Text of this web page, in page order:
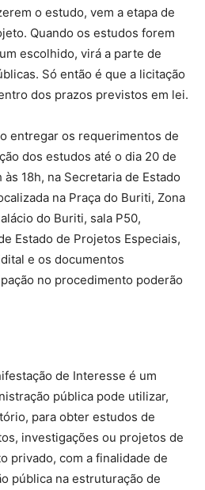
o estudo, vem a etapa de
Quando os estudos forem
escolhido, virá a parte de
Só então é que a licitação
dos prazos previstos em lei.
entregar os requerimentos de
dos estudos até o dia 20 de
18h, na Secretaria de Estado
na Praça do Buriti, Zona
do Buriti, sala P50,
Estado de Projetos Especiais,
e os documentos
no procedimento poderão
de Interesse é um
pública pode utilizar,
para obter estudos de
investigações ou projetos de
privado, com a finalidade de
pública na estruturação de